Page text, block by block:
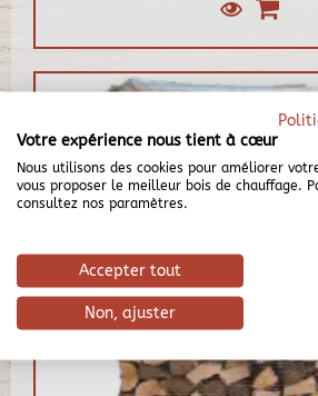
Votre expérience nous tient à cœur
Nous utilisons des cookies pour améliorer
vous proposer le meilleur bois de chauffage.
consultez nos paramètres.
Accepter tout
Non, ajuster